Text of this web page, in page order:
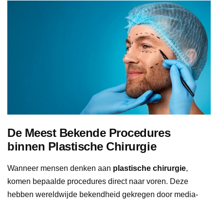
De Meest Bekende Procedures
binnen Plastische Chirurgie
Wanneer mensen denken aan plastische chirurgie,
komen bepaalde procedures direct naar voren. Deze
hebben wereldwijde bekendheid gekregen door media-